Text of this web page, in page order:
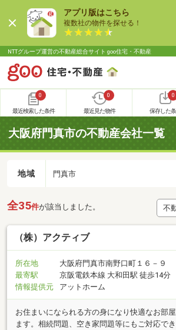
アプリ版はこちら
複数社の物件を探せる！
NTTグループ運営の不動産総合サイト goo住宅・不動産
0
最近検索した条件
0
最近見た物件
0
保存した
大阪府門真市の不動産会社一覧
地域 門真市
全35件が該当しました。
（株）アクティブ
所在地
大阪府門真市南野口町１６－９
最寄駅
京阪電鉄本線 大和田駅 徒歩14分
情報提供元
アットホーム
お住まいになられる方の身になり快適なお部
ます。相続問題、空き家問題等にもご対応で